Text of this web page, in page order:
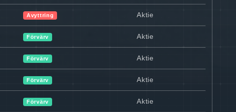
Avyttring Aktie
Förvärv Aktie
Förvärv Aktie
Förvärv Aktie
Förvärv Aktie